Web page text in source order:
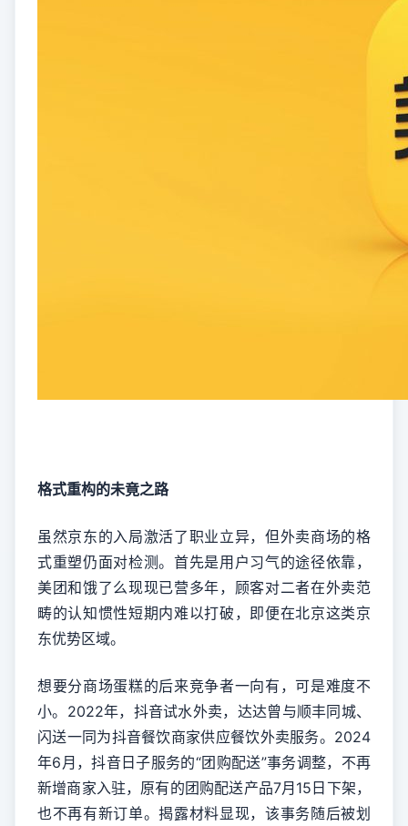
格式重构的未竟之路
虽然京东的入局激活了职业立异，但外卖商场的格
式重塑仍面对检测。首先是用户习气的途径依靠，
美团和饿了么现现已营多年，顾客对二者在外卖范
畴的认知惯性短期内难以打破，即便在北京这类京
东优势区域。
想要分商场蛋糕的后来竞争者一向有，可是难度不
小。2022年，抖音试水外卖，达达曾与顺丰同城、
闪送一同为抖音餐饮商家供应餐饮外卖服务。2024
年6月，抖音日子服务的“团购配送”事务调整，不再
新增商家入驻，原有的团购配送产品7月15日下架，
也不再有新订单。揭露材料显现，该事务随后被划